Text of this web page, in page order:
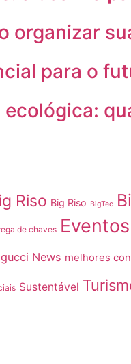
organizar
para o
Riso Big Riso BigTec
de chaves Eventos
News melhores
Sustentável